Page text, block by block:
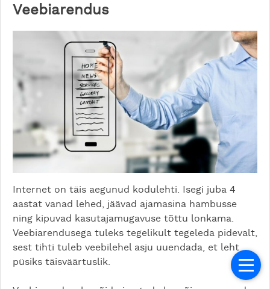
Veebiarendus
Internet on täis aegunud kodulehti. Isegi juba 4
aastat vanad lehed, jäävad ajamasina hambusse
ning kipuvad kasutajamugavuse tõttu lonkama.
Veebiarendusega tuleks tegelikult tegeleda pidevalt,
sest tihti tuleb veebilehel asju uuendada, et leht
püsiks täisväärtuslik.